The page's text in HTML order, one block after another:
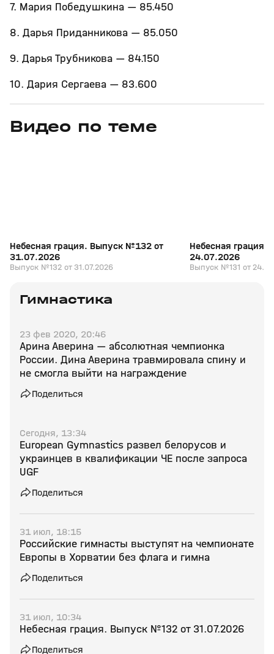
7. Мария Победушкина — 85.450
8. Дарья Приданникова — 85.050
9. Дарья Трубникова — 84.150
10. Дария Сергаева — 83.600
Видео по теме
31 июл, 10:34
Небесная грация. Выпуск №132 от
31.07.2026
Выпуск №132 от 31.07.2026
Небесная
24.07.2026
Выпуск №131 от
Гимнастика
23 фев 2020, 20:46
Арина Аверина — абсолютная чемпионка
России. Дина Аверина травмировала спину и
не смогла выйти на награждение
Поделиться
Сегодня, 13:34
European Gymnastics развел белорусов и
украинцев в квалификации ЧЕ после запроса
UGF
Поделиться
31 июл, 18:15
Российские гимнасты выступят на чемпионате
Европы в Хорватии без флага и гимна
Поделиться
31 июл, 10:34
Небесная грация. Выпуск №132 от 31.07.2026
Поделиться